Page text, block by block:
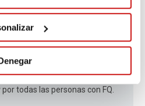
más maravilloso y
todas las personas con FQ.